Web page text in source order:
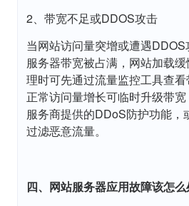
2、带宽不足或DDOS攻击
当网站访问量突增或遭遇
服务器带宽被占满，网站加载
理时可先通过流量监控工具查
正常访问量增长可临时升级带
服务商提供的DDoS防护功能，
过滤恶意流量。
四、网站服务器应用故障该怎么